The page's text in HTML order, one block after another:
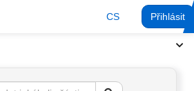
CS Přihlásit